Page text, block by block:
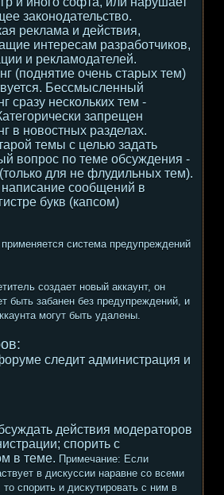
законодательство.
реклама и действия,
интересам разработчиков,
и рекламодателей.
(поднятие очень старых тем)
Бессмысленный
сразу нескольких тем -
запрещен
в новостных разделах.
темы с целью задать
вопрос по теме обсуждения -
для не флудильных тем).
сообщений в
букв (капсом)
система предупреждений
создает новый аккаунт, он
быть забанен без предупреждений, и
могут быть удалены.
следит администрация и
действия модераторов
спорить с
в теме. Примечание: Если
в дискуссии наравне со всеми
то спорить и дискутировать с ним в